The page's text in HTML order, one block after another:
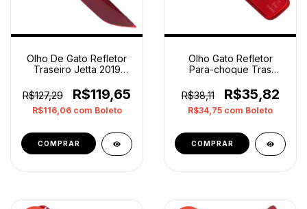
Olho De Gato Refletor
Traseiro Jetta 2019
Vermelho
R$127,29 R$119,65
R$116,06 com Boleto
Olho Gato Refletor
Para-choque Tras
Esquerdo Vermelho
R$38,11 R$35,82
R$34,75 com Boleto